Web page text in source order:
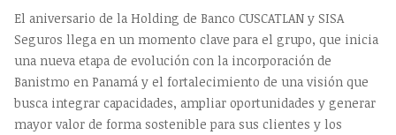
El aniversario de la Holding de Banco CUSCATLAN y SISA
Seguros llega en un momento clave para el grupo, que inicia
una nueva etapa de evolución con la incorporación de
Banistmo en Panamá y el fortalecimiento de una visión que
busca integrar capacidades, ampliar oportunidades y generar
mayor valor de forma sostenible para sus clientes y los